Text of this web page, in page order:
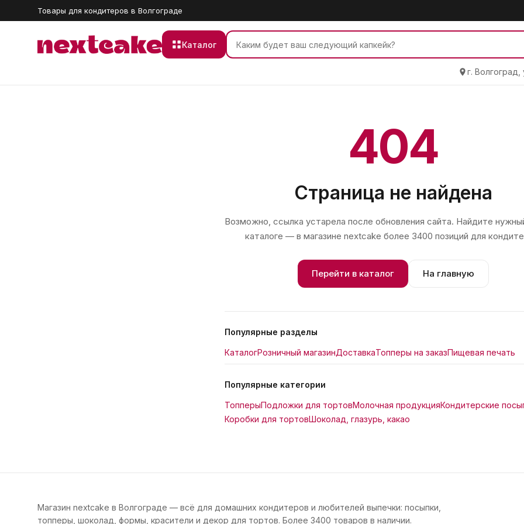
Товары для кондитеров в Волгограде
Каталог
г.
404
Страница не найдена
Возможно, ссылка устарела после обновления сайта. Найдите
каталоге — в магазине nextcake более 3400 позиций для
Перейти в каталог На главную
Популярные разделы
КаталогРозничный магазинДоставкаТопперы на заказПищевая печать
Популярные категории
ТопперыПодложки для тортовМолочная продукцияКондитерские
Коробки для тортовШоколад, глазурь, какао
Магазин nextcake в Волгограде — всё для домашних кондитеров и любителей выпечки: посыпки,
топперы, шоколад, формы, красители и декор для тортов. Более 3400 товаров в наличии.